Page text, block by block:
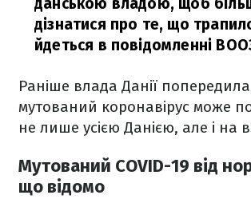
дізнатися про те, що
йдеться в повідомленні
Раніше влада Данії
мутований коронавірус може
не лише усією Данією, але і на
Мутований COVID-19 від
що відомо